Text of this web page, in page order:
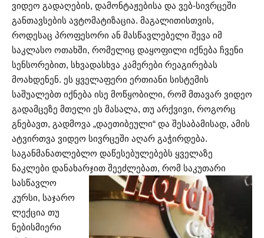
ვიდეო გადაღების, დამონტაჟებისა და ვებ-სივრცეში
განთავსების ავტომატიზაცია. მაგალითისთვის,
როდესაც პროფესორი ან მასწავლებელი შევა იმ
საკლასო ოთახში, რომელიც დაყოფილი იქნება ჩვენი
სენსორებით, სხვადასხვა კამერები რეაგირებას
მოახდენენ. ეს ყველაფერი ერთიანი სისტემის
საშუალებთ იქნება ისე მოწყობილი, რომ მთავარ ვიდეო
გადამცეზე მთელი ეს მასალა, თუ არქვივი, როგორც
გნებავთ, გადმოვა „დაეთიბეული“ და შესაბამისად, ამის
ატვირთვა ვიდეო სივრცეში აღარ გაჭირდება.
საგანმანათლებლო დაწესებულებებს ყველაზე
ნაკლები დანახარჯით შეეძლებათ, რომ საკუთარი
სასწავლო
კურსი, საჯარო
ლექცია თუ
ნებისმიერი